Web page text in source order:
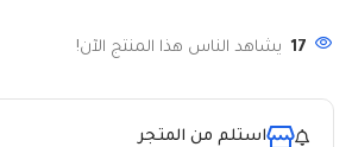
17 يشاهد الناس هذا المنتج الآن!
استلم من المتجر